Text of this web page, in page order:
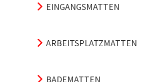
EINGANGSMATTEN
ARBEITSPLATZMATTEN
BADEMATTEN